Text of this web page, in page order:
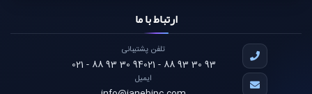
ارتباط با ما
تلفن پشتیبانی
021 - 88 93 30 93
021 - 88 93 30 94
ایمیل